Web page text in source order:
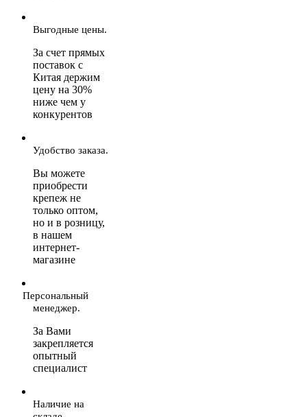
Выгодные цены.
За счет прямых
поставок с
Китая держим
цену на 30%
ниже чем у
конкурентов
Удобство заказа.
Вы можете
приобрести
крепеж не
только оптом,
но и в розницу,
в нашем
интернет-
магазине
Персональный
менеджер.
За Вами
закрепляется
опытный
специалист
Наличие на